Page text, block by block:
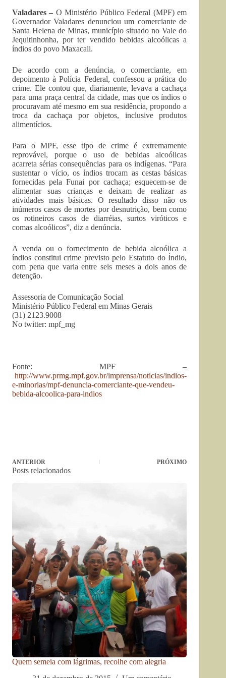
Valadares – O Ministério Público Federal (MPF) em
Governador Valadares denunciou um comerciante de
Santa Helena de Minas, município situado no Vale do
Jequitinhonha, por ter vendido bebidas alcoólicas a
índios do povo Maxacali.
De acordo com a denúncia, o comerciante, em
depoimento à Polícia Federal, confessou a prática do
crime. Ele contou que, diariamente, levava a cachaça
para uma praça central da cidade, mas que os índios o
procuravam até mesmo em sua residência, propondo a
troca da cachaça por objetos, inclusive produtos
alimentícios.
Para o MPF, esse tipo de crime é extremamente
reprovável, porque o uso de bebidas alcoólicas
acarreta sérias consequências para os indígenas. “Para
sustentar o vício, os índios trocam as cestas básicas
fornecidas pela Funai por cachaça; esquecem-se de
alimentar suas crianças e deixam de realizar as
atividades mais básicas. O resultado disso não os
inúmeros casos de mortes por desnutrição, bem como
os rotineiros casos de diarréias, surtos viróticos e
comas alcoólicos”, diz a denúncia.
A venda ou o fornecimento de bebida alcoólica a
índios constitui crime previsto pelo Estatuto do Índio,
com pena que varia entre seis meses a dois anos de
detenção.
Assessoria de Comunicação Social
Ministério Público Federal em Minas Gerais
(31) 2123.9008
No twitter: mpf_mg
Fonte: MPF –
http://www.prmg.mpf.gov.br/imprensa/noticias/indios-
e-minorias/mpf-denuncia-comerciante-que-vendeu-
bebida-alcoolica-para-indios
ANTERIOR PRÓXIMO
Posts relacionados
Quem semeia com lágrimas, recolhe com alegria